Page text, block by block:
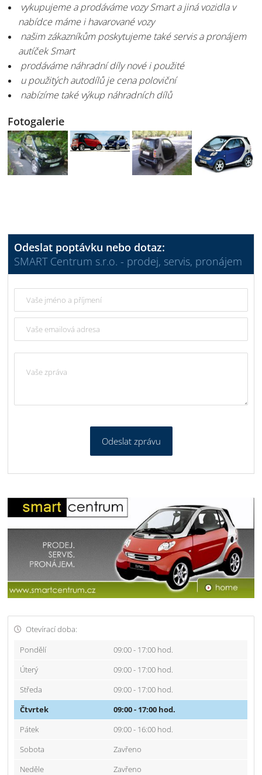
vykupujeme a prodáváme vozy Smart a jiná vozidla v
nabídce máme i havarované vozy
našim zákazníkům poskytujeme také servis a pronájem
autíček Smart
prodáváme náhradní díly nové i použité
u použitých autodílů je cena poloviční
nabízíme také výkup náhradních dílů
Fotogalerie
Odeslat poptávku nebo dotaz:
SMART Centrum s.r.o. - prodej, servis, pronájem
Odeslat zprávu
Otevírací doba:
Pondělí
09:00 - 17:00 hod.
Úterý
09:00 - 17:00 hod.
Středa
09:00 - 17:00 hod.
Čtvrtek
09:00 - 17:00 hod.
Pátek
09:00 - 16:00 hod.
Sobota
Zavřeno
Neděle
Zavřeno